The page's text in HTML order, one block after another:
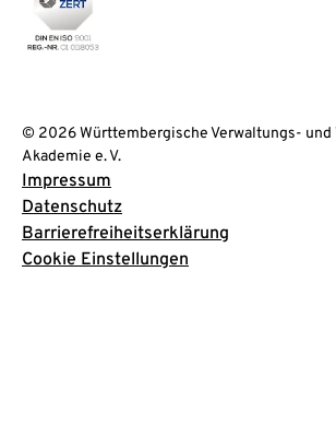
© 2026 Württembergische Verwaltungs- und
Akademie e. V.
Impressum
Datenschutz
Barrierefreiheitserklärung
Cookie Einstellungen